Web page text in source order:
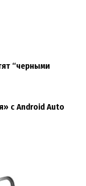
“черными
с Android Auto